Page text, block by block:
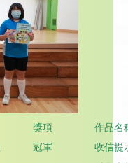
獎項
作品名
冠軍
收信提